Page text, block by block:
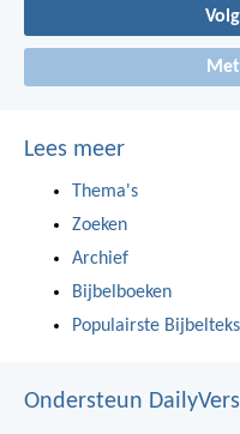
Lees meer
Thema's
Zoeken
Archief
Bijbelboeken
Populairste
Ondersteun